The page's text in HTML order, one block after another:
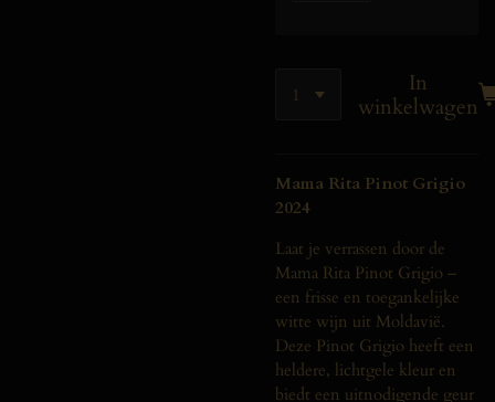
In
winkelwagen
Mama Rita Pinot Grigio
2024
Laat je verrassen door de
Mama Rita Pinot Grigio –
een frisse en toegankelijke
witte wijn uit Moldavië.
Deze Pinot Grigio heeft een
heldere, lichtgele kleur en
biedt een uitnodigende geur